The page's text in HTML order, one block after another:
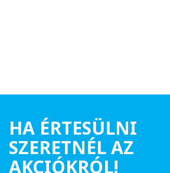
HA ÉRTESÜLNI
SZERETNÉL AZ
AKCIÓKRÓL!